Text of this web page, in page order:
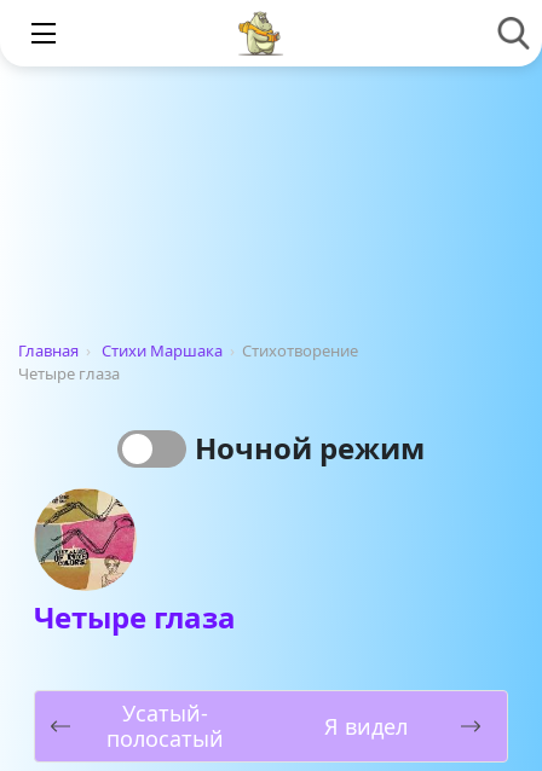
Главная › Стихи Маршака › Стихотворение
Четыре глаза
Ночной режим
Четыре глаза
Усатый-
полосатый
Я видел